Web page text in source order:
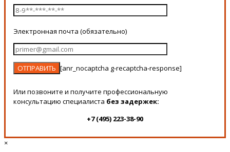
Электронная почта (обязательно)
[anr_nocaptcha g-recaptcha-response]
Или позвоните и получите профессиональную
консультацию специалиста без задержек:
+7 (495) 223-38-90
×